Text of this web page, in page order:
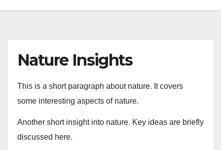
Nature Insights
This is a short paragraph about nature. It covers
some interesting aspects of nature.
Another short insight into nature. Key ideas are briefly
discussed here.